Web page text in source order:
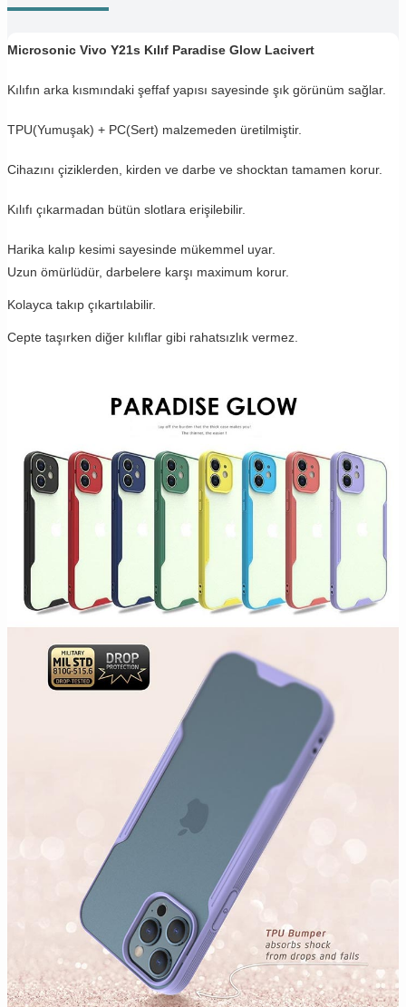
Microsonic Vivo Y21s Kılıf Paradise Glow Lacivert
Kılıfın arka kısmındaki şeffaf yapısı sayesinde şık görünüm sağlar.
TPU(Yumuşak) + PC(Sert) malzemeden üretilmiştir.
Cihazını çiziklerden, kirden ve darbe ve shocktan tamamen korur.
Kılıfı çıkarmadan bütün slotlara erişilebilir.
Harika kalıp kesimi sayesinde mükemmel uyar.
Uzun ömürlüdür, darbelere karşı maximum korur.
Kolayca takıp çıkartılabilir.
Cepte taşırken diğer kılıflar gibi rahatsızlık vermez.